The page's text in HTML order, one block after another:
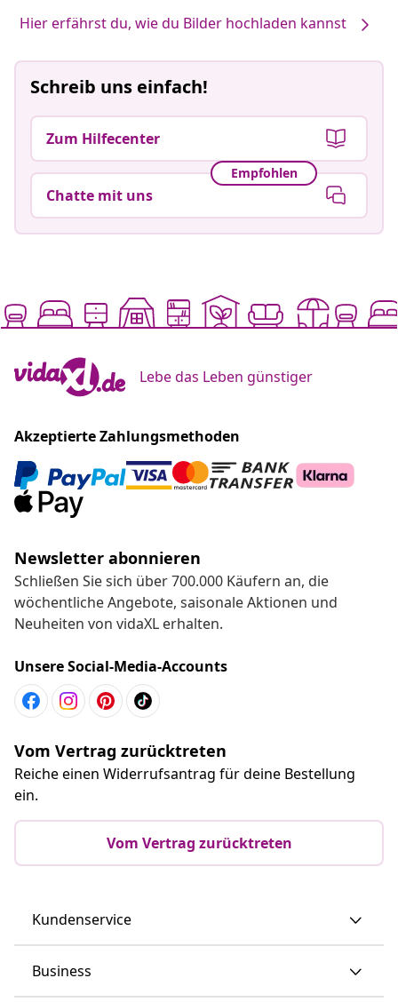
Hier erfährst du, wie du Bilder hochladen kannst
Schreib uns einfach!
Zum Hilfecenter
Empfohlen
Chatte mit uns
Lebe das Leben günstiger
Akzeptierte Zahlungsmethoden
Newsletter abonnieren
Schließen Sie sich über 700.000 Käufern an, die
wöchentliche Angebote, saisonale Aktionen und
Neuheiten von vidaXL erhalten.
Unsere Social-Media-Accounts
Vom Vertrag zurücktreten
Reiche einen Widerrufsantrag für deine Bestellung
ein.
Vom Vertrag zurücktreten
Kundenservice
Business